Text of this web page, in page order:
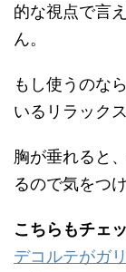
的な視点で言
ん。
もし使うのな
いるリラック
胸が垂れると
るので気をつ
こちらもチェ
デコルテがガ